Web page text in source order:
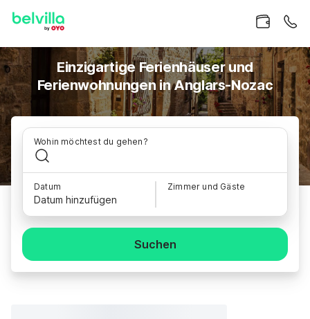
Einzigartige Ferienhäuser und
Ferienwohnungen in Anglars-Nozac
Wohin möchtest du gehen?
Datum
Datum hinzufügen
Zimmer und Gäste
Suchen